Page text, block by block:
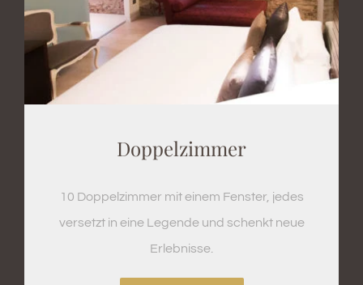
Doppelzimmer
10 Doppelzimmer mit einem Fenster, jedes
versetzt in eine Legende und schenkt neue
Erlebnisse.